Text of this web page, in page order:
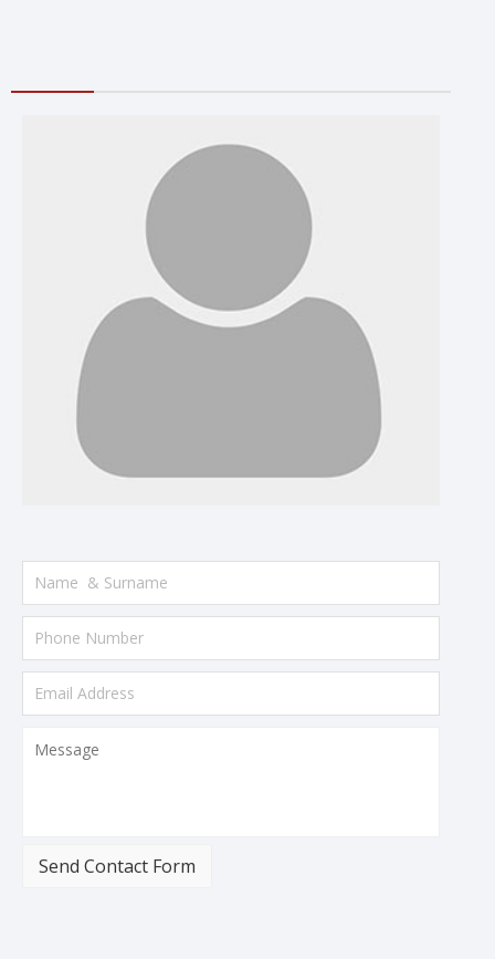
Send Contact Form